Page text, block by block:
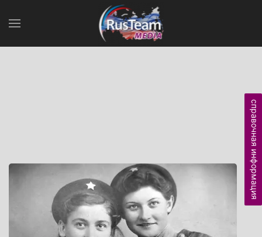
справочная информация